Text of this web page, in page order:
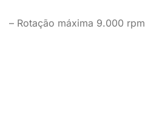
– Rotação máxima 9.000 rpm